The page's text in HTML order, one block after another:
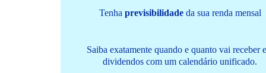
Tenha previsibilidadeda sua renda mensal
Saiba exatamente quando e quanto vai receber
dividendos com um calendário unificado.